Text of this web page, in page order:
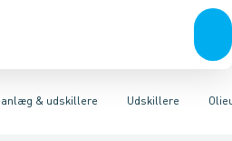
& udskillere
LinjeafvandingTanke,
Udskillere
til tankeMini renseanlæg
Tilbehør til udskillereSandfang